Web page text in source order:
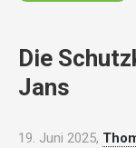
Die
Jans
19. Juni 2025,